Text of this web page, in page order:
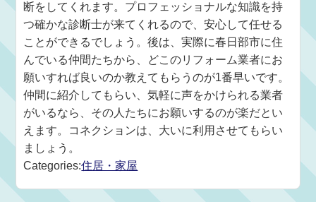
断をしてくれます。プロフェッショナルな知識を持
つ確かな診断士が来てくれるので、安心して任せる
ことができるでしょう。後は、実際に春日部市に住
んでいる仲間たちから、どこのリフォーム業者にお
願いすれば良いのか教えてもらうのが1番早いです。
仲間に紹介してもらい、気軽に声をかけられる業者
がいるなら、その人たちにお願いするのが楽だとい
えます。コネクションは、大いに利用させてもらい
ましょう。
Categories:住居・家屋